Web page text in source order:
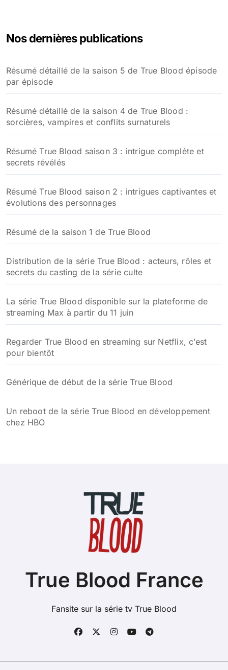
Nos dernières publications
Résumé détaillé de la saison 5 de True Blood épisode
par épisode
Résumé détaillé de la saison 4 de True Blood :
sorcières, vampires et conflits surnaturels
Résumé True Blood saison 3 : intrigue complète et
secrets révélés
Résumé True Blood saison 2 : intrigues captivantes et
évolutions des personnages
Résumé de la saison 1 de True Blood
Distribution de la série True Blood : acteurs, rôles et
secrets du casting de la série culte
La série True Blood disponible sur la plateforme de
streaming Max à partir du 11 juin
Regarder True Blood en streaming sur Netflix, c’est
pour bientôt
Générique de début de la série True Blood
Un reboot de la série True Blood en développement
chez HBO
True Blood France
Fansite sur la série tv True Blood